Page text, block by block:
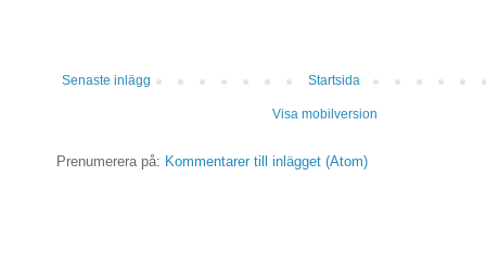
Senaste inlägg Startsida
Visa mobilversion
Prenumerera på: Kommentarer till inlägget (Atom)